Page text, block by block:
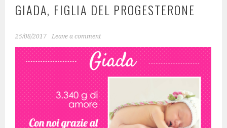
GIADA, FIGLIA DEL PROGESTERONE
25/08/2017 Leave a comment